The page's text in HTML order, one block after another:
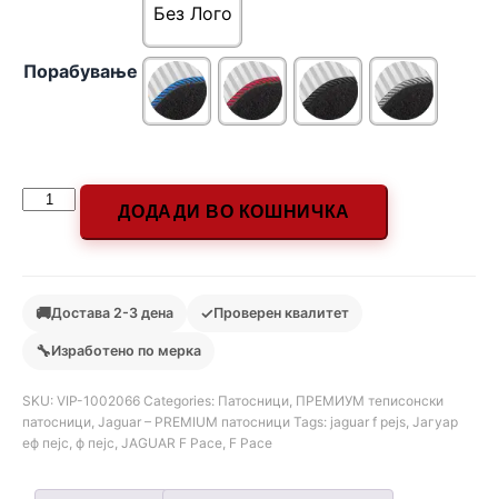
Без Лого
Порабување
ДОДАДИ ВО КОШНИЧКА
🚚Достава 2-3 дена ✓Проверен квалитет
🔧Изработено по мерка
SKU: VIP-1002066 Categories: Патосници ПРЕМИУМ теписонски
патосници Jaguar – PREMIUM патосници Tags: jaguar f pejs Јагуар
еф пејс ф пејс JAGUAR F Pace F Pace